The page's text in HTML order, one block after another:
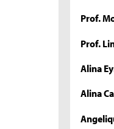
Prof.
Prof.
Alina
Alina